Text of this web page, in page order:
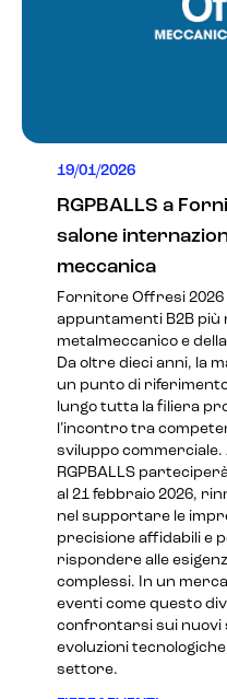
19/01/2026
RGPBALLS a
salone
meccanica
Fornitore Offresi 2026
appuntamenti B2B
metalmeccanico e
Da oltre dieci anni, la
un punto di
lungo tutta la filiera
l’incontro tra
sviluppo commerciale.
RGPBALLS
al 21 febbraio 2026,
nel supportare le
precisione affidabili e
rispondere alle
complessi. In un
eventi come questo
confrontarsi sui nuovi
evoluzioni
settore.